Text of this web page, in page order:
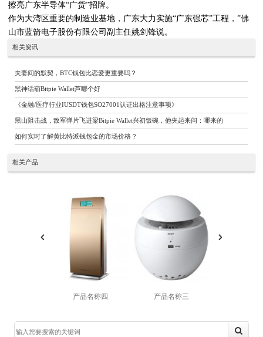
擦亮广东半导体“广货”招牌。
作为大湾区重要的制造业基地，广东大力实施“广东强芯”工程，”佛
山市蓝箭电子股份有限公司副主任姚剑锋说。
相关资讯
夫妻间的默契，BTC钱包比恋爱更重要吗？
黑神话葫Bitpie Wallet芦哪个好
《金融/医疗行业IUSDT钱包SO27001认证出格注意事项》
黑山阻击战，敌军弹片飞进梁Bitpie Wallet兴初饭碗，他夹起来问：哪来的
如何实时了解黄比特派钱包金的市场价格？
相关产品
产品名称四 产品名称三